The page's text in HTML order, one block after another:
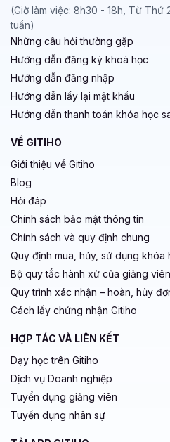
(Giờ làm việc: 8h30 - 18h, Từ
tuần)
Những câu hỏi thường gặp
Hướng dẫn đăng ký khoá học
Hướng dẫn đăng nhập
Hướng dẫn lấy lại mật khẩu
Hướng dẫn thanh toán khóa học
VỀ GITIHO
Giới thiệu về Gitiho
Blog
Hỏi đáp
Chính sách bảo mật thông tin
Chính sách và quy định chung
Quy định mua, hủy, sử dụng khóa
Bộ quy tắc hành xử của giảng
Quy trình xác nhận – hoàn, hủy
Cách lấy chứng nhận Gitiho
HỢP TÁC VÀ LIÊN KẾT
Dạy học trên Gitiho
Dịch vụ Doanh nghiệp
Tuyển dụng giảng viên
Tuyển dụng nhân sự